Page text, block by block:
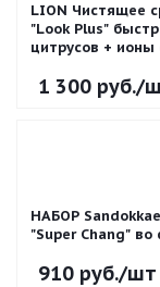
LION Чистящее
"Look Plus"
цитрусов +
1 300 руб./
НАБОР
"Super Chang"
910 руб./шт